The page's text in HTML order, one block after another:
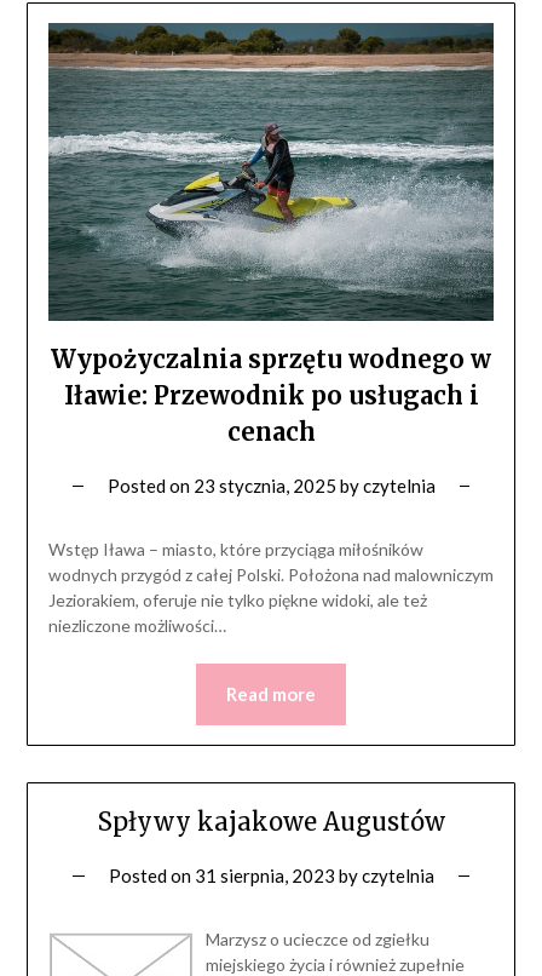
Wypożyczalnia sprzętu wodnego w
Iławie: Przewodnik po usługach i
cenach
Posted on 23 stycznia, 2025 byczytelnia
Wstęp Iława – miasto, które przyciąga miłośników
wodnych przygód z całej Polski. Położona nad malowniczym
Jeziorakiem, oferuje nie tylko piękne widoki, ale też
niezliczone możliwości…
Read more
Spływy kajakowe Augustów
Posted on 31 sierpnia, 2023 byczytelnia
Marzysz o ucieczce od zgiełku
miejskiego życia i również zupełnie